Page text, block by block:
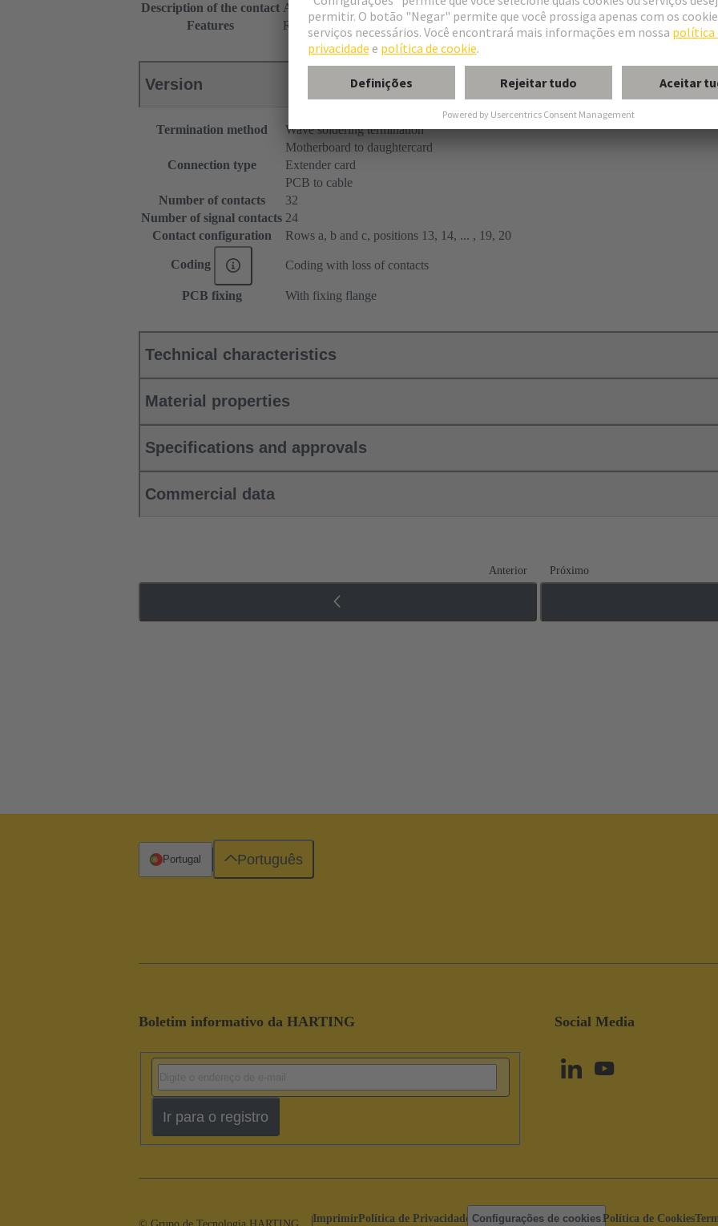
Description of the contact Angled
Features
Rated current of special contacts: see data sheet of the selected contacts
Version
Termination method Wave soldering termination
Connection type
Motherboard to daughtercard
Extender card
PCB to cable
Number of contacts
32
Number of signal contacts 24
Contact configuration
Rows a, b and c, positions 13, 14, ... , 19, 20
Coding Coding with loss of contacts
PCB fixing With fixing flange
Technical characteristics
Material properties
Specifications and approvals
Commercial data
Anterior Próximo
Boletim informativo da HARTING
Ir para o registro
Social Media
Portugal Português
ImprimirPolítica de Privacidade Configurações de cookiesPolítica de Cookies